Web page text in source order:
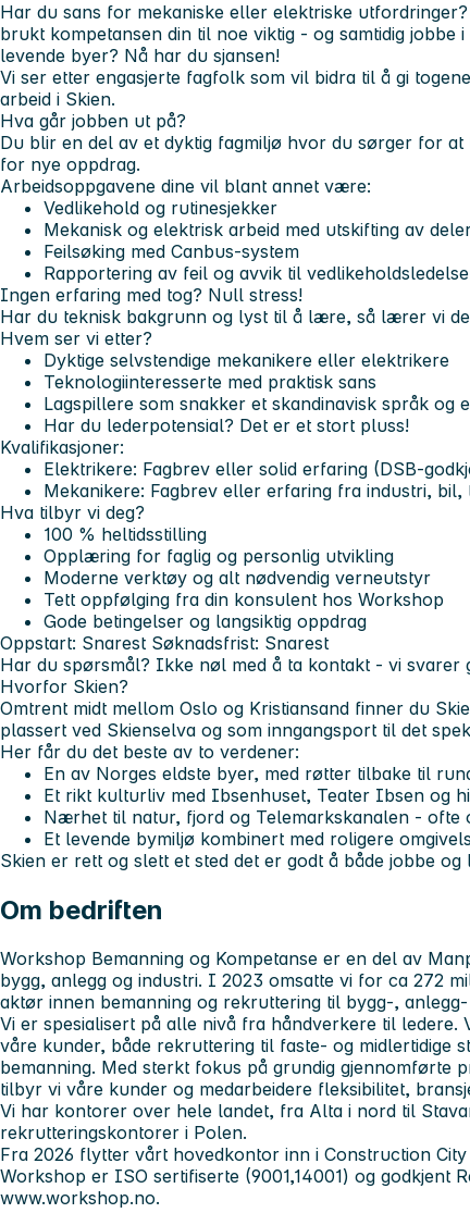
Har du sans for mekaniske eller elektriske
brukt kompetansen din til noe viktig - og samtidig jobbe
levende byer? Nå har du sjansen!
Vi ser etter engasjerte fagfolk som vil bidra til å gi
arbeid i Skien.
Hva går jobben ut på?
Du blir en del av et dyktig fagmiljø hvor du sørger for
for nye oppdrag.
Arbeidsoppgavene dine vil blant annet være:
Vedlikehold og rutinesjekker
Mekanisk og elektrisk arbeid med utskifting av
Feilsøking med Canbus-system
Rapportering av feil og avvik til
Ingen erfaring med tog? Null stress!
Har du teknisk bakgrunn og lyst til å lære, så lærer vi
Hvem ser vi etter?
Dyktige selvstendige mekanikere eller elektrikere
Teknologiinteresserte med praktisk sans
Lagspillere som snakker et skandinavisk språk og
Har du lederpotensial? Det er et stort pluss!
Kvalifikasjoner:
Elektrikere: Fagbrev eller solid erfaring (DSB-
Mekanikere: Fagbrev eller erfaring fra industri,
Hva tilbyr vi deg?
100 % heltidsstilling
Opplæring for faglig og personlig utvikling
Moderne verktøy og alt nødvendig verneutstyr
Tett oppfølging fra din konsulent hos Workshop
Gode betingelser og langsiktig oppdrag
Oppstart: Snarest Søknadsfrist: Snarest
Har du spørsmål? Ikke nøl med å ta kontakt - vi svarer
Hvorfor Skien?
Omtrent midt mellom Oslo og Kristiansand finner du
plassert ved Skienselva og som inngangsport til det
Her får du det beste av to verdener:
En av Norges eldste byer, med røtter tilbake til
Et rikt kulturliv med Ibsenhuset, Teater Ibsen og
Nærhet til natur, fjord og Telemarkskanalen - ofte
Et levende bymiljø kombinert med roligere
Skien er rett og slett et sted det er godt å både jobbe og
Om bedriften
Workshop Bemanning og Kompetanse er en del av
bygg, anlegg og industri. I 2023 omsatte vi for ca 272
aktør innen bemanning og rekruttering til bygg-,
Vi er spesialisert på alle nivå fra håndverkere til
våre kunder, både rekruttering til faste- og midlertidige
bemanning. Med sterkt fokus på grundig gjennomførte
tilbyr vi våre kunder og medarbeidere fleksibilitet,
Vi har kontorer over hele landet, fra Alta i nord til
rekrutteringskontorer i Polen.
Fra 2026 flytter vårt hovedkontor inn i Construction City
Workshop er ISO sertifiserte (9001,14001) og godkjent
www.workshop.no.